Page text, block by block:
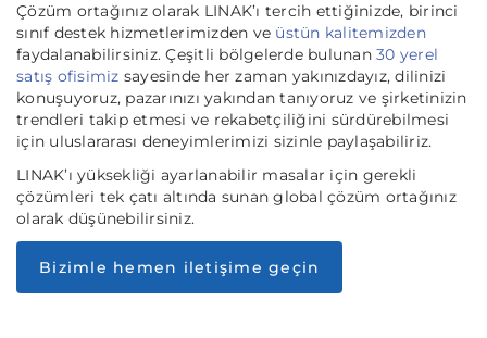
Çözüm ortağınız olarak LINAK’ı tercih ettiğinizde, birinci
sınıf destek hizmetlerimizden ve üstün kalitemizden
faydalanabilirsiniz. Çeşitli bölgelerde bulunan 30 yerel
satış ofisimiz sayesinde her zaman yakınızdayız, dilinizi
konuşuyoruz, pazarınızı yakından tanıyoruz ve şirketinizin
trendleri takip etmesi ve rekabetçiliğini sürdürebilmesi
için uluslararası deneyimlerimizi sizinle paylaşabiliriz.
LINAK’ı yüksekliği ayarlanabilir masalar için gerekli
çözümleri tek çatı altında sunan global çözüm ortağınız
olarak düşünebilirsiniz.
Bizimle hemen iletişime geçin